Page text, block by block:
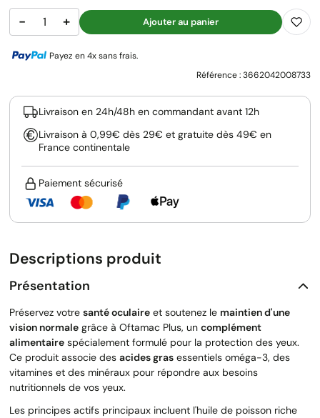
− + Ajouter au panier
Payez en 4x sans frais.
Référence :3662042008733
Livraison en 24h/48h en commandant avant 12h
Livraison à 0,99€ dès 29€ et gratuite dès 49€ en
France continentale
Paiement sécurisé
Descriptions produit
Présentation
Préservez votre santé oculaire et soutenez le maintien d'une
vision normale grâce à Oftamac Plus, un complément
alimentaire spécialement formulé pour la protection des yeux.
Ce produit associe des acides gras essentiels oméga-3, des
vitamines et des minéraux pour répondre aux besoins
nutritionnels de vos yeux.
Les principes actifs principaux incluent l'huile de poisson riche